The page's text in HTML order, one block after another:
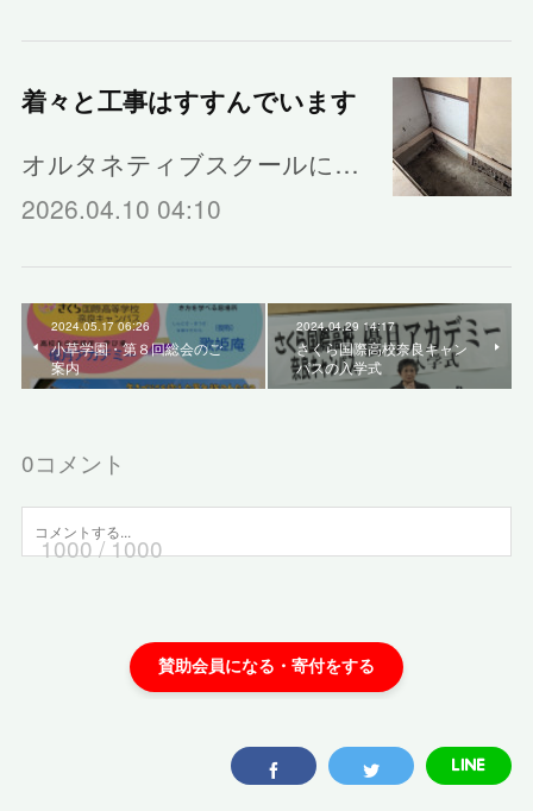
着々と工事はすすんでいます
オルタネティブスクールに…
2026.04.10 04:10
2024.05.17 06:26
小草学園・第８回総会のご
案内
2024.04.29 14:17
さくら国際高校奈良キャン
パスの入学式
0コメント
1000/ 1000